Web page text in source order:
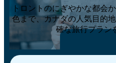
トロントのにぎやかな都会
色まで、カナダの人気目的
確な旅行プラン